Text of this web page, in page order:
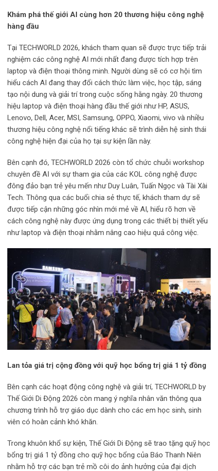
Khám phá thế giới AI cùng hơn 20 thương hiệu công nghệ
hàng đầu
Tại TECHWORLD 2026, khách tham quan sẽ được trực tiếp trải
nghiệm các công nghệ AI mới nhất đang được tích hợp trên
laptop và điện thoại thông minh. Người dùng sẽ có cơ hội tìm
hiểu cách AI đang thay đổi cách thức làm việc, học tập, sáng
tạo nội dung và giải trí trong cuộc sống hằng ngày. 20 thương
hiệu laptop và điện thoại hàng đầu thế giới như HP, ASUS,
Lenovo, Dell, Acer, MSI, Samsung, OPPO, Xiaomi, vivo và nhiều
thương hiệu công nghệ nổi tiếng khác sẽ trình diễn hệ sinh thái
công nghệ hiện đại của họ tại sự kiện lần này.
Bên cạnh đó, TECHWORLD 2026 còn tổ chức chuỗi workshop
chuyên đề AI với sự tham gia của các KOL công nghệ được
đông đảo bạn trẻ yêu mến như Duy Luân, Tuấn Ngọc và Tài Xài
Tech. Thông qua các buổi chia sẻ thực tế, khách tham dự sẽ
được tiếp cận những góc nhìn mới mẻ về AI, hiểu rõ hơn về
cách công nghệ này được ứng dụng trong các thiết bị thiết yếu
như laptop và điện thoại nhằm nâng cao hiệu quả công việc.
Lan tỏa giá trị cộng đồng với quỹ học bổng trị giá 1 tỷ đồng
Bên cạnh các hoạt động công nghệ và giải trí, TECHWORLD by
Thế Giới Di Động 2026 còn mang ý nghĩa nhân văn thông qua
chương trình hỗ trợ giáo dục dành cho các em học sinh, sinh
viên có hoàn cảnh khó khăn.
Trong khuôn khổ sự kiện, Thế Giới Di Động sẽ trao tặng quỹ học
bổng trị giá 1 tỷ đồng cho quỹ học bổng của Báo Thanh Niên
nhằm hỗ trợ các bạn trẻ mồ côi do ảnh hưởng của đại dịch